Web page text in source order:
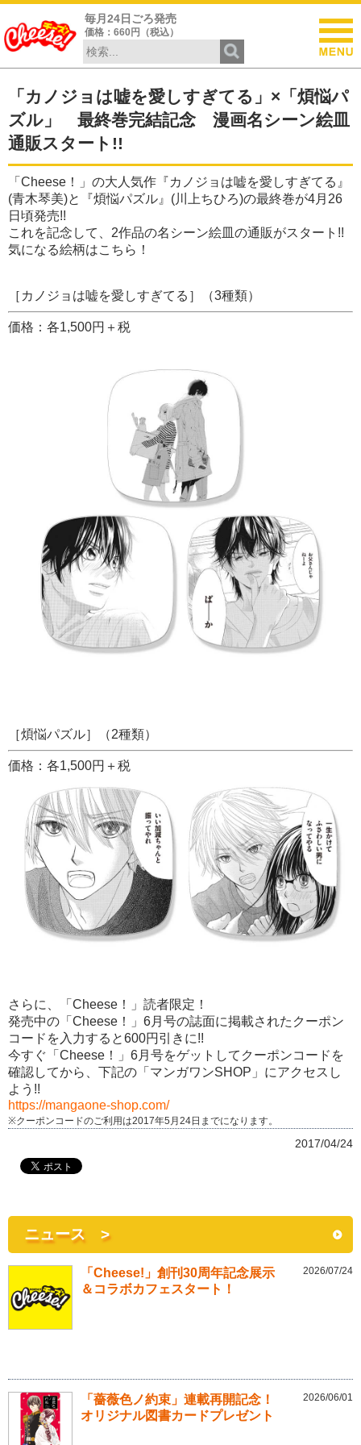
毎月24日ごろ発売
価格：660円（税込）
「カノジョは嘘を愛しすぎてる」×「煩悩パ
ズル」 最終巻完結記念 漫画名シーン絵皿
通販スタート!!
「Cheese！」の大人気作『カノジョは嘘を愛しすぎてる』
(青木琴美)と『煩悩パズル』(川上ちひろ)の最終巻が4月26
日頃発売!!
これを記念して、2作品の名シーン絵皿の通販がスタート!!
気になる絵柄はこちら！
［カノジョは嘘を愛しすぎてる］（3種類）
価格：各1,500円＋税
［煩悩パズル］（2種類）
価格：各1,500円＋税
さらに、「Cheese！」読者限定！
発売中の「Cheese！」6月号の誌面に掲載されたクーポン
コードを入力すると600円引きに!!
今すぐ「Cheese！」6月号をゲットしてクーポンコードを
確認してから、下記の「マンガワンSHOP」にアクセスし
よう!!
https://mangaone-shop.com/
※クーポンコードのご利用は2017年5月24日までになります。
2017/04/24
ニュース >
「Cheese!」創刊30周年記念展示
＆コラボカフェスタート！
2026/07/24
「薔薇色ノ約束」連載再開記念！
オリジナル図書カードプレゼント
2026/06/01